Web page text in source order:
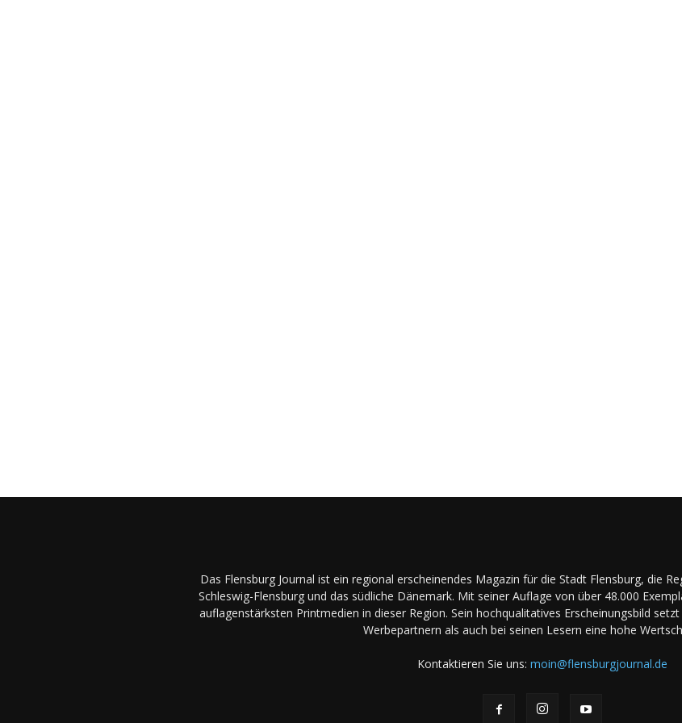
Das Flensburg Journal ist ein regional erscheinendes Magazin für die Stadt Flensburg, die
Schleswig-Flensburg und das südliche Dänemark. Mit seiner Auflage von über 48.000
auflagenstärksten Printmedien in dieser Region. Sein hochqualitatives Erscheinungsbild
Werbepartnern als auch bei seinen Lesern eine hohe
Kontaktieren Sie uns: moin@flensburgjournal.de